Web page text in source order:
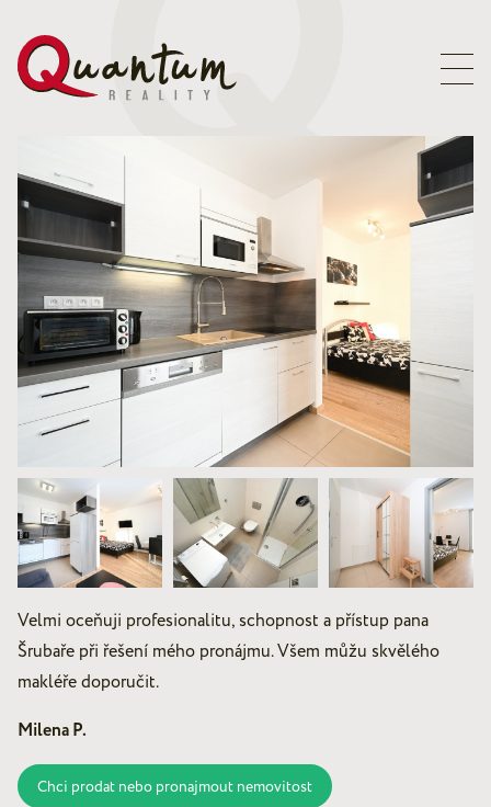
Velmi oceňuji profesionalitu, schopnost a přístup pana
Šrubaře při řešení mého pronájmu. Všem můžu skvělého
makléře doporučit.
Milena P.
Chci prodat nebo pronajmout nemovitost